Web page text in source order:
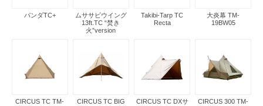
パンダTC+
ムササビウイング
13ft.TC “焚き
火”version
Takibi-Tarp TC
Recta
大炎幕 TM-
19BW05
CIRCUS TC TM-
CIRCUS TC BIG
CIRCUS TC DXサ
CIRCUS 300 TM-